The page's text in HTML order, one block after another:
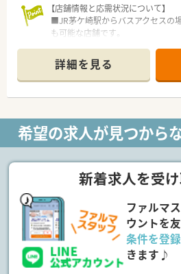
【店舗情報と応需状況について】
■JR茅ケ崎駅からバスアクセスの
も可能な店舗です。
内科と整形外科のクリニックを中
■開局後から順調に処方箋を受け
ーズに応えられるように外来のみ
予定です。
【募集背景と求める人物像について
■将来的な体制維持を見据えた計
■経験豊富な方はもちろん、若手
合いながら協調性を持って業務に
【想定される業務内容】
■主に門前のクリニックからの処
様への丁寧な服薬指導を担当して
■店舗では調剤機器の導入など順次
が対人業務に十分な時間を割けるよ
詳細を見る
希望の求人が見つから
新着求人を受
ファルマ
ウントを
条件を登録
きます♪